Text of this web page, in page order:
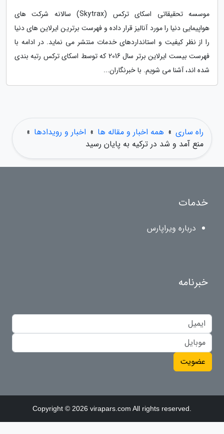
موسسه تحقیقاتی اسکای ترکس (Skytrax) سالانه شرکت های
هواپیمایی دنیا را مورد آنالیز قرار داده و فهرست برترین ایرلاین های دنیا
را از نظر کیفیت و استانداردهای خدمات منتشر می نماید. در ادامه با
فهرست بیست ایرلاین برتر سال 2016 که توسط اسکای ترکس رتبه بندی
شده اند، آشنا می شویم. با خبرنگاران...
راه ساری » همه اخبار و مقاله ها » اخبار و رویدادها »
منع آمد و شد در ترکیه به پایان رسید
خدمات
درباره ویراپارس
خبرنامه
عضویت
Copyright © 2026 virapars.com All rights reserved.